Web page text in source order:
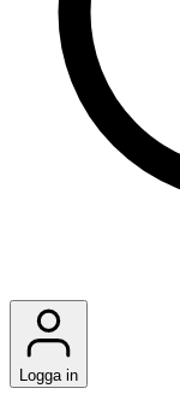
Logga in